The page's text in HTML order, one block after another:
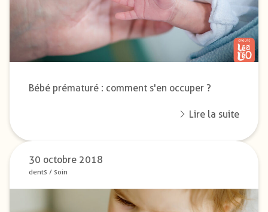
Bébé prématuré : comment s'en occuper ?
Lire la suite
30 octobre 2018
dents / soin